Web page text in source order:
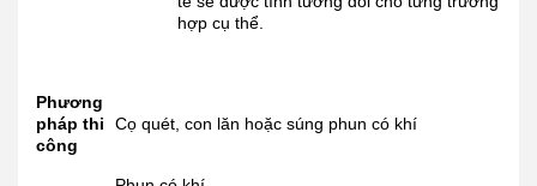
hợp cụ thể.
Phương
pháp thi
công
Cọ quét, con lăn hoặc súng phun có khí